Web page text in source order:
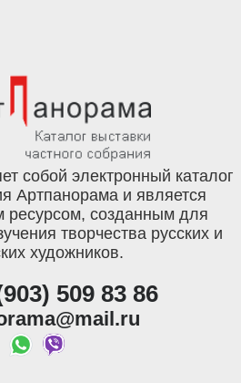
собой электронный каталог
Артпанорама и является
созданным для
творчества русских и
художников.
509 83 86